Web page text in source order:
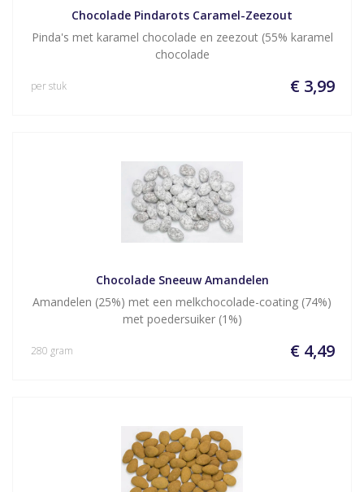
Chocolade Pindarots Caramel-Zeezout
Pinda's met karamel chocolade en zeezout (55% karamel
chocolade
€ 3,99
per stuk
Chocolade Sneeuw Amandelen
Amandelen (25%) met een melkchocolade-coating (74%)
met poedersuiker (1%)
€ 4,49
280 gram